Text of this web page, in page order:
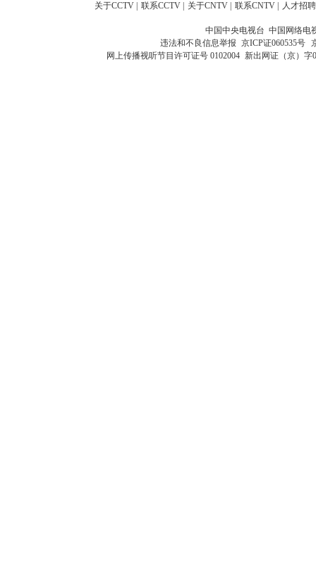
关于CCTV 联系CCTV 关于CNTV 联系CNTV 人才招聘
中国中央电视台 中国网络电
违法和不良信息举报 京ICP证060535号
网上传播视听节目许可证号 0102004 新出网证（京）